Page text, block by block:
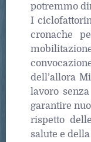
potremmo
I
cronache
dell’allora
lavoro
garantire
rispetto
salute e